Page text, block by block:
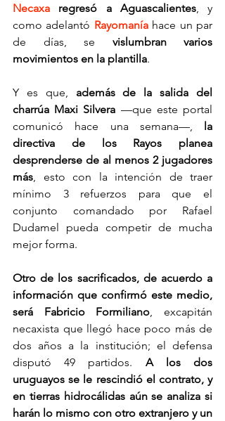
Necaxa regresó a Aguascalientes, y
como adelantó Rayomanía hace un par
de días, se vislumbran varios
movimientos en la plantilla.
Y es que, además de la salida del
charrúa Maxi Silvera —que este portal
comunicó hace una semana—,
la
directiva de los Rayos planea
desprenderse de al menos 2 jugadores
más, esto con la intención de traer
mínimo 3 refuerzos para que el
conjunto comandado por Rafael
Dudamel pueda competir de mucha
mejor forma.
Otro de los sacrificados, de acuerdo a
información que confirmó este medio,
será Fabricio Formiliano, excapitán
necaxista que llegó hace poco más de
dos años a la institución; el defensa
disputó 49 partidos. A los dos
uruguayos se le rescindió el contrato, y
en tierras hidrocálidas aún se analiza si
harán lo mismo con otro extranjero y un